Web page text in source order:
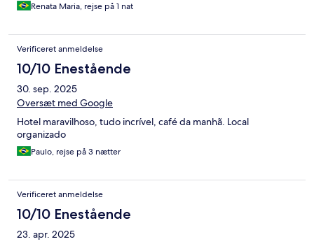
Renata Maria, rejse på 1 nat
Verificeret anmeldelse
10/10 Enestående
30. sep. 2025
Oversæt med Google
Hotel maravilhoso, tudo incrível, café da manhã. Local
organizado
Paulo, rejse på 3 nætter
Verificeret anmeldelse
10/10 Enestående
23. apr. 2025